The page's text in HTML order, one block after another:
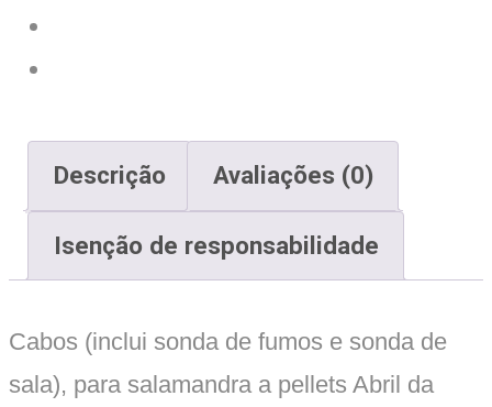
quantity
Descrição Avaliações (0)
Isenção de responsabilidade
Cabos (inclui sonda de fumos e sonda de
sala), para salamandra a pellets Abril da